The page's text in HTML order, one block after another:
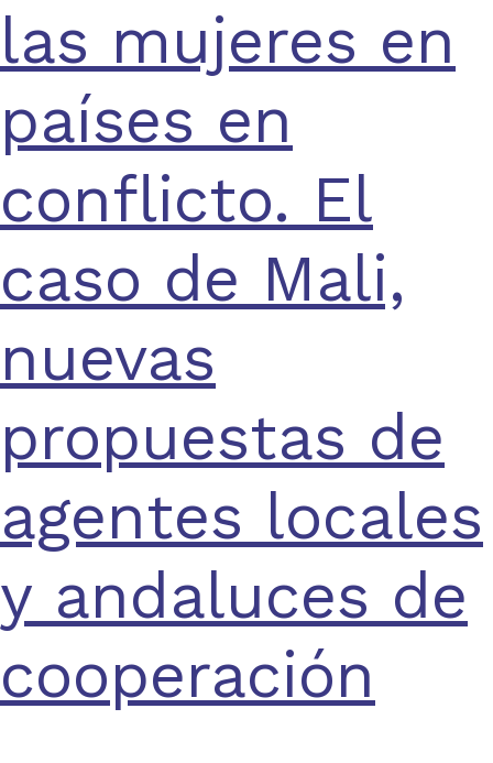
las mujeres en
países en
conflicto. El
caso de Mali,
nuevas
propuestas de
agentes locales
y andaluces de
cooperación